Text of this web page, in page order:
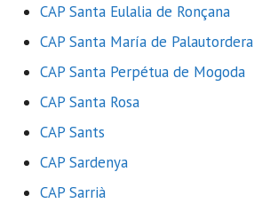
CAP Santa Eulalia de Ronçana
CAP Santa María de Palautordera
CAP Santa Perpétua de Mogoda
CAP Santa Rosa
CAP Sants
CAP Sardenya
CAP Sarrià